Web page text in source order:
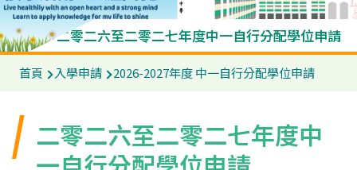
二零二六至二零二七年度中一自行分配學位申請
導
連
結
首頁 入學申請 2026-2027年度 中一自行分配學位申請
二零二六至二零二七年度中